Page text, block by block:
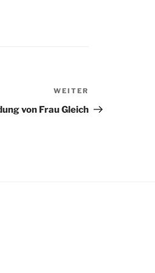
Beitrag
WEITER
von Frau Gleich